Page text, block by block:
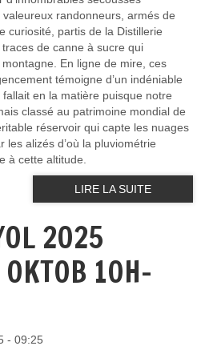
randonneurs, armés de
curiosité, partis de la Distillerie
de canne à sucre qui
En ligne de mire, ces
témoigne d’un indéniable
en la matière puisque notre
classé au patrimoine mondial de
réservoir qui capte les nuages
les alizés d’où la pluviométrie
à cette altitude.
LIRE LA SUITE
2025
10H-
- 09:25